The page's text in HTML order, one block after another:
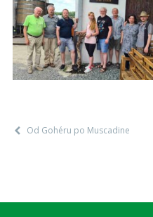
Od Gohéru po Muscadine